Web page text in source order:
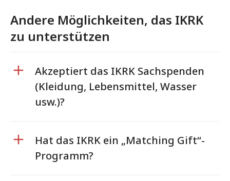
Andere Möglichkeiten, das IKRK
zu unterstützen
Akzeptiert das IKRK Sachspenden
(Kleidung, Lebensmittel, Wasser
usw.)?
Hat das IKRK ein „Matching Gift“-
Programm?